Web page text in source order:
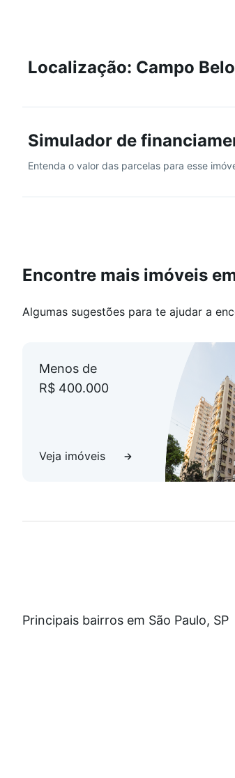
Localização: Campo Belo
Simulador de
Entenda o valor das parcelas para esse
Encontre mais imóveis
Algumas sugestões para te ajudar a
Menos de
R$ 400.000
Veja imóveis
Principais bairros em São Paulo, SP